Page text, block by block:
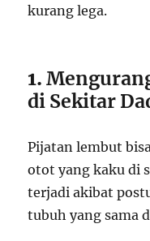
kurang lega.
1.
di Sekitar
Pijatan lembut
otot yang kaku di
terjadi akibat
tubuh yang sama